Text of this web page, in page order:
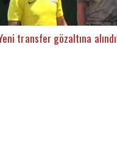
transfer gözaltına